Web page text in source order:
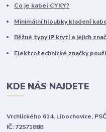
Co je kabel CYKY?
Minimální hloubky kladení
Běžné typy IP krytí a jejich
Elektrotechnické značky
KDE NÁS NAJDETE
Vrchlického 614, Libochovice,
IČ: 72571888